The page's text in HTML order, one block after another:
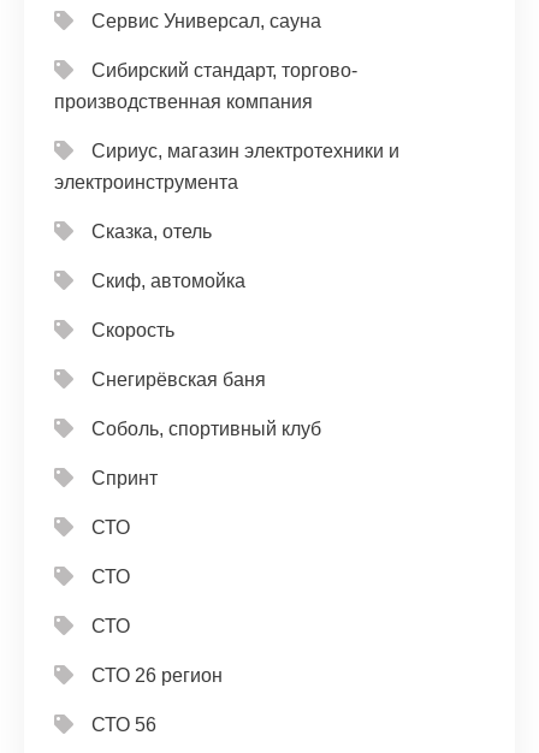
Сервис Универсал, сауна
Сибирский стандарт, торгово-
производственная компания
Сириус, магазин электротехники и
электроинструмента
Сказка, отель
Скиф, автомойка
Скорость
Снегирёвская баня
Соболь, спортивный клуб
Спринт
СТО
СТО
СТО
СТО 26 регион
СТО 56